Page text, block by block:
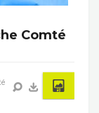
Comté